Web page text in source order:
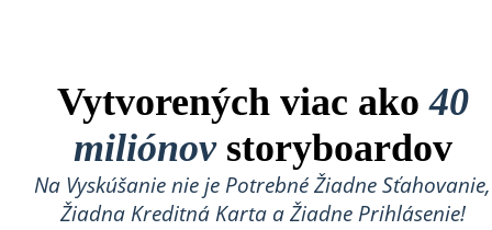
Vytvorených viac ako40
miliónovstoryboardov
Na Vyskúšanie nie je Potrebné Žiadne Sťahovanie,
Žiadna Kreditná Karta a Žiadne Prihlásenie!